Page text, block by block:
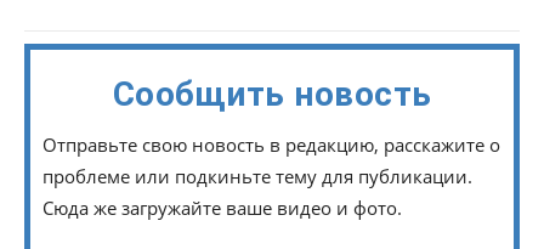
Сообщить новость
Отправьте свою новость в редакцию, расскажите о
проблеме или подкиньте тему для публикации.
Сюда же загружайте ваше видео и фото.